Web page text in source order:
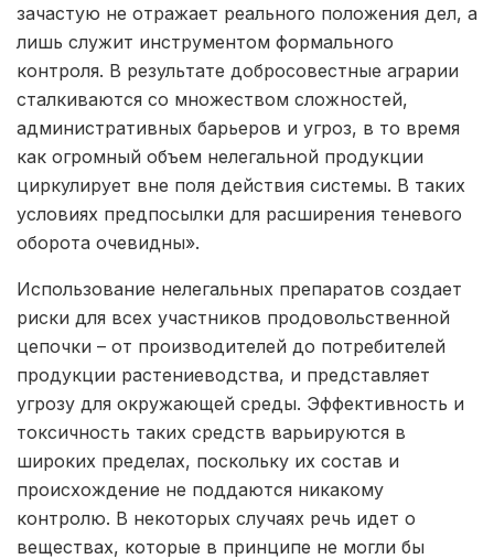
зачастую не отражает реального положения дел, а
лишь служит инструментом формального
контроля. В результате добросовестные аграрии
сталкиваются со множеством сложностей,
административных барьеров и угроз, в то время
как огромный объем нелегальной продукции
циркулирует вне поля действия системы. В таких
условиях предпосылки для расширения теневого
оборота очевидны».
Использование нелегальных препаратов создает
риски для всех участников продовольственной
цепочки – от производителей до потребителей
продукции растениеводства, и представляет
угрозу для окружающей среды. Эффективность и
токсичность таких средств варьируются в
широких пределах, поскольку их состав и
происхождение не поддаются никакому
контролю. В некоторых случаях речь идет о
веществах, которые в принципе не могли бы